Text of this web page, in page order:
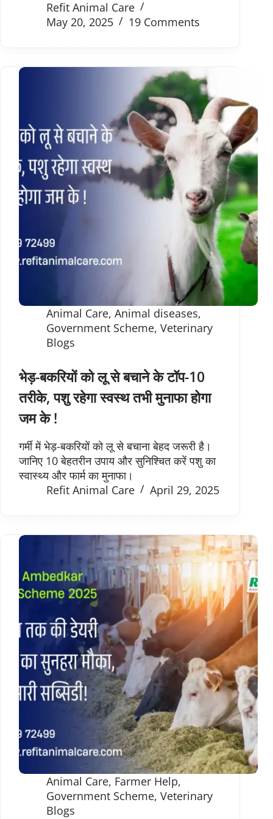
Refit Animal Care
May 20, 2025
19 Comments
Animal Care, Animal diseases,
Government Scheme, Veterinary
Blogs
भेड़-बकरियों को लू से बचाने के टॉप-10
तरीके, पशु रहेगा स्वस्थ तभी मुनाफा होगा
जम के !
गर्मी में भेड़-बकरियों को लू से बचाना बेहद जरूरी है।
जानिए 10 बेहतरीन उपाय और सुनिश्चित करें पशु का
स्वास्थ्य और फार्म का मुनाफा।
Refit Animal Care
April 29, 2025
Animal Care, Farmer Help,
Government Scheme, Veterinary
Blogs